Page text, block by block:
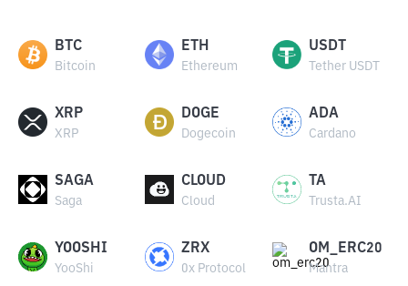
BTC
Bitcoin
ETH
Ethereum
USDT
Tether USDT
XRP
XRP
DOGE
Dogecoin
ADA
Cardano
SAGA
Saga
CLOUD
Cloud
TA
Trusta.AI
YOOSHI
YooShi
ZRX
0x Protocol
OM_ERC20
Mantra